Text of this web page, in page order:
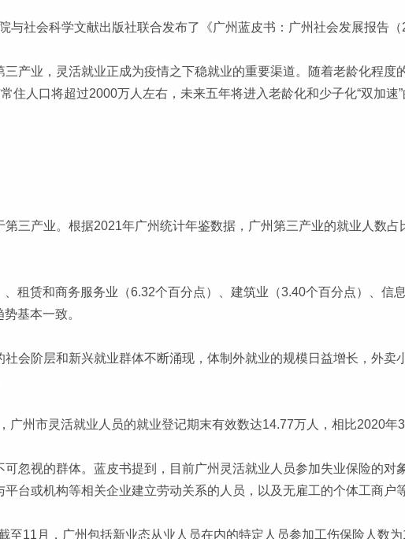
社会科学文献出版社联合发布了《广州蓝皮书：广州社会发展报告（
产业，灵活就业正成为疫情之下稳就业的重要渠道。随着老龄化程度
人口将超过2000万人左右，未来五年将进入老龄化和少子化“双加速”
三产业。根据2021年广州统计年鉴数据，广州第三产业的就业人数占
租赁和商务服务业（6.32个百分点）、建筑业（3.40个百分点）、信
基本一致。
会阶层和新兴就业群体不断涌现，体制外就业的规模日益增长，外卖
州市灵活就业人员的就业登记期末有效数达14.77万人，相比2020年3
忽视的群体。蓝皮书提到，目前广州灵活就业人员参加失业保险的对
台或机构等相关企业建立劳动关系的人员，以及无雇工的个体工商户等
11月，广州包括新业态从业人员在内的特定人员参加工伤保险人数为